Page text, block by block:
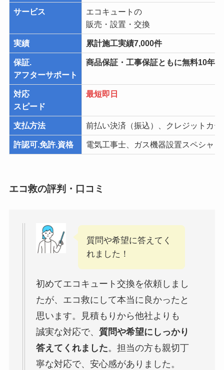
サービス
エコキュートの
販売・設置・交換
実績 累計施工実績7,000件
保証.
アフターサポート
商品保証・工事保証ともに無料10年
対応
スピード
最短即日
支払方法 前払い決済（振込）、クレジットカ
許認可.免許.資格 電気工事士、ガス機器設置スペシャ
エコ救の評判・口コミ
質問や希望に答えてく
れました！
初めてエコキュート交換を依頼しまし
たが、エコ救にして本当に良かったと
思います。見積もりから他社よりも
誠実な対応で、 質問や希望にしっかり
答えてくれました。担当の方も親切丁
寧な対応で、安心感がありました。